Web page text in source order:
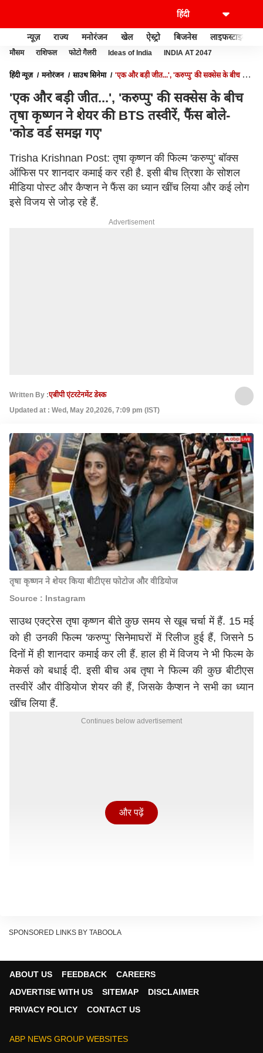
न्यूज़ राज्य मनोरंजन खेल ऐस्ट्रो बिजनेस लाइफस्टाइल
मौसम राशिफल फोटो गैलरी Ideas of India INDIA AT 2047
हिंदी न्यूज़ मनोरंजन साउथ सिनेमा
'एक और बड़ी जीत...', 'करुप्पु' की सक्सेस के बीच तृषा
'एक और बड़ी जीत...', 'करुप्पु' की सक्सेस के बीच
तृषा कृष्णन ने शेयर की BTS तस्वीरें, फैंस बोले-
'कोड वर्ड समझ गए'
Trisha Krishnan Post: तृषा कृष्णन की फिल्म 'करुप्पु' बॉक्स
ऑफिस पर शानदार कमाई कर रही है. इसी बीच त्रिशा के सोशल
मीडिया पोस्ट और कैप्शन ने फैंस का ध्यान खींच लिया और कई लोग
इसे विजय से जोड़ रहे हैं.
Advertisement
Written By :एबीपी एंटरटेनमेंट डेस्क
Updated at : Wed, May 20,2026, 7:09 pm (IST)
तृषा कृष्णन ने शेयर किया बीटीएस फोटोज और वीडियोज
Source : Instagram
साउथ एक्ट्रेस तृषा कृष्णन बीते कुछ समय से खूब चर्चा में हैं. 15 मई
को ही उनकी फिल्म 'करुप्पु' सिनेमाघरों में रिलीज हुई हैं, जिसने 5
दिनों में ही शानदार कमाई कर ली हैं. हाल ही में विजय ने भी फिल्म के
मेकर्स को बधाई दी. इसी बीच अब तृषा ने फिल्म की कुछ बीटीएस
तस्वीरें और वीडियोज शेयर की हैं, जिसके कैप्शन ने सभी का ध्यान
खींच लिया हैं.
Continues below advertisement
खुशियों भरा रहा. एक और बड़ी जीत मिली है. ये सब भगवान की कृपा
और पढ़ें
SPONSORED LINKS BY TABOOLA
ABOUT US FEEDBACK
CAREERS
ADVERTISE WITH US
SITEMAP
DISCLAIMER
PRIVACY POLICY
CONTACT US
ABP NEWS GROUP WEBSITES